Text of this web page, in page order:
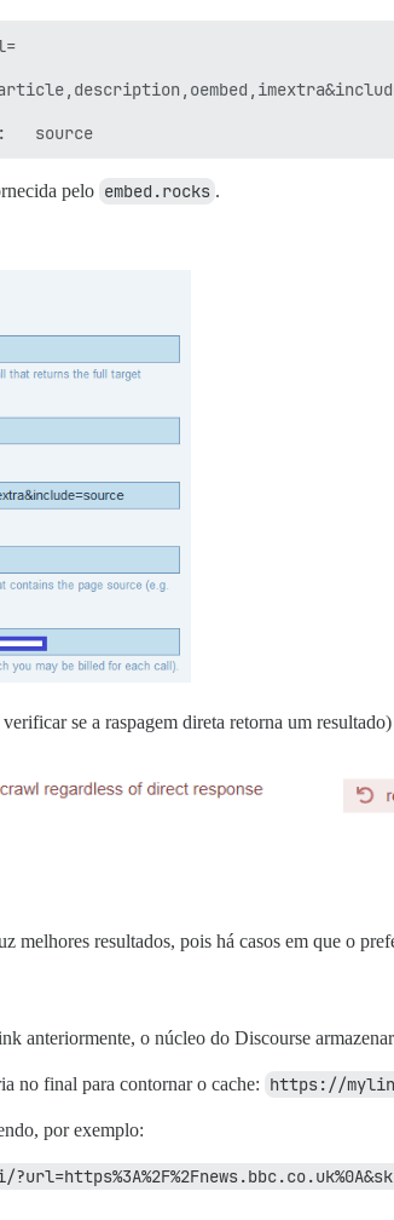
pelo embed.rocks .
se a raspagem direta retorna um
melhores resultados, pois há casos em que o
anteriormente, o núcleo do Discourse
no final para contornar o cache: https://
por exemplo: